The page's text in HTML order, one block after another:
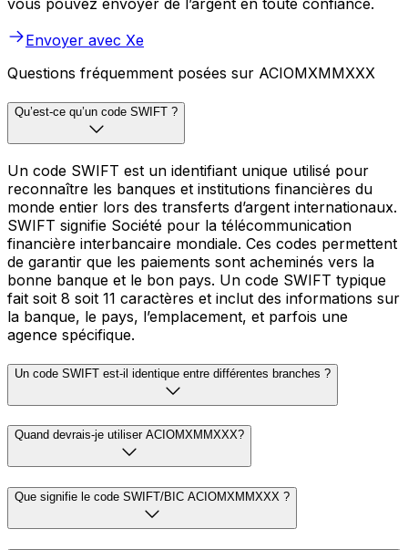
vous pouvez envoyer de l’argent en toute confiance.
Envoyer avec Xe
Questions fréquemment posées sur ACIOMXMMXXX
Qu’est-ce qu’un code SWIFT ?
Un code SWIFT est un identifiant unique utilisé pour
reconnaître les banques et institutions financières du
monde entier lors des transferts d’argent internationaux.
SWIFT signifie Société pour la télécommunication
financière interbancaire mondiale. Ces codes permettent
de garantir que les paiements sont acheminés vers la
bonne banque et le bon pays. Un code SWIFT typique
fait soit 8 soit 11 caractères et inclut des informations sur
la banque, le pays, l’emplacement, et parfois une
agence spécifique.
Un code SWIFT est-il identique entre différentes branches ?
Quand devrais-je utiliser ACIOMXMMXXX?
Que signifie le code SWIFT/BIC ACIOMXMMXXX ?